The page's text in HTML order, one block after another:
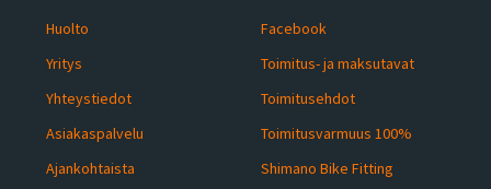
Huolto
Yritys
Yhteystiedot
Asiakaspalvelu
Ajankohtaista
Facebook
Toimitus- ja maksutavat
Toimitusehdot
Toimitusvarmuus 100%
Shimano Bike Fitting